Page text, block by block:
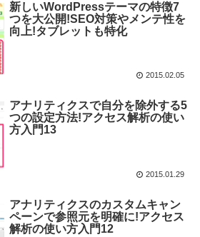
新しいWordPressテーマの特徴7
つを大公開!SEO対策やメンテ性を
向上!タブレットも特化
2015.02.05
アナリティクスで自分を除外する5
つの設定方法!アクセス解析の使い
方入門13
2015.01.29
アナリティクスのカスタムキャン
ペーンで参照元を明確に!アクセス
解析の使い方入門12